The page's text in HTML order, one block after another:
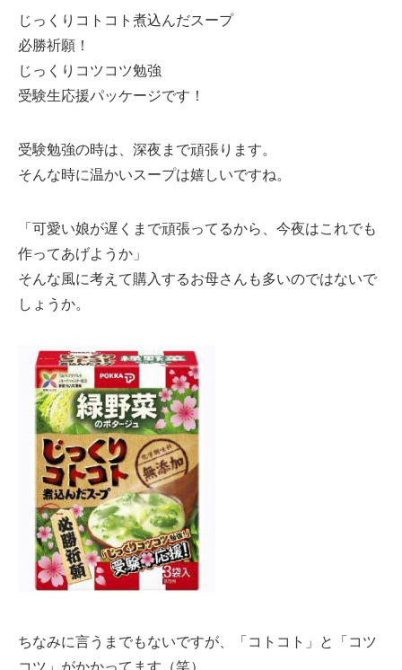
じっくりコトコト煮込んだスープ
必勝祈願！
じっくりコツコツ勉強
受験生応援パッケージです！
受験勉強の時は、深夜まで頑張ります。
そんな時に温かいスープは嬉しいですね。
「可愛い娘が遅くまで頑張ってるから、今夜はこれでも
作ってあげようか」
そんな風に考えて購入するお母さんも多いのではないで
しょうか。
ちなみに言うまでもないですが、「コトコト」と「コツ